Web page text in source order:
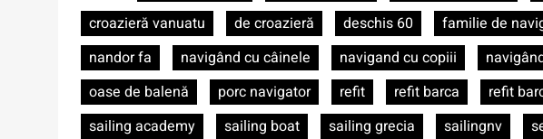
croazieră vanuatu
de croazieră deschis 60 familie de
nandor fa
navigând cu câinele navigand cu copiii
oase de balenă
porc navigator refit refit barca refit
sailing academy
sailing boat sailing grecia sailingnv